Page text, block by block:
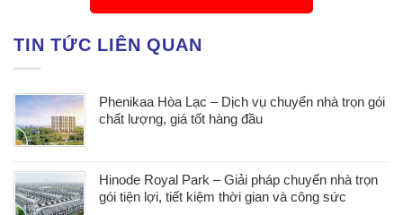
TIN TỨC LIÊN QUAN
Phenikaa Hòa Lạc – Dịch vụ chuyển nhà trọn gói
chất lượng, giá tốt hàng đầu
Hinode Royal Park – Giải pháp chuyển nhà trọn
gói tiện lợi, tiết kiệm thời gian và công sức